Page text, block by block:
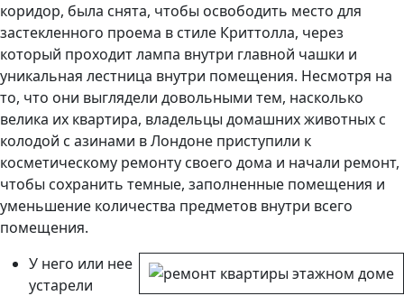
коридор, была снята, чтобы освободить место для
застекленного проема в стиле Криттолла, через
который проходит лампа внутри главной чашки и
уникальная лестница внутри помещения. Несмотря на
то, что они выглядели довольными тем, насколько
велика их квартира, владельцы домашних животных с
колодой с азинами в Лондоне приступили к
косметическому ремонту своего дома и начали ремонт,
чтобы сохранить темные, заполненные помещения и
уменьшение количества предметов внутри всего
помещения.
У него или нее
устарели